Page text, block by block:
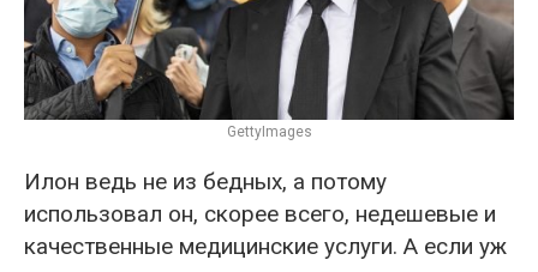
GettyImages
Илон ведь не из бедных, а потому
использовал он, скорее всего, недешевые и
качественные медицинские услуги. А если уж